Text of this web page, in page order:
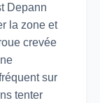
Depann
la zone et
crevée
sur
tenter